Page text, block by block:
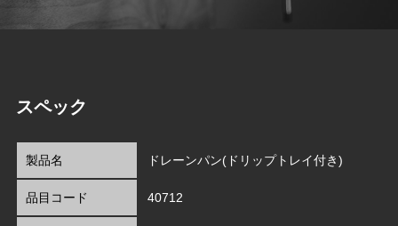
スペック
製品名 ドレーンパン(ドリップトレイ付き)
品目コード 40712